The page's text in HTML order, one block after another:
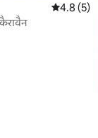
औसत रेटिंग
4.8 (5)